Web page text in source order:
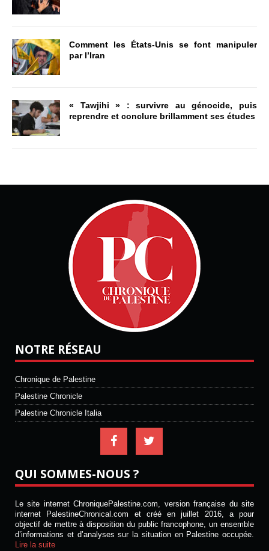
Comment les États-Unis se font manipuler
par l’Iran
« Tawjihi » : survivre au génocide, puis
reprendre et conclure brillamment ses études
NOTRE RÉSEAU
Chronique de Palestine
Palestine Chronicle
Palestine Chronicle Italia
QUI SOMMES-NOUS ?
Le site internet ChroniquePalestine.com, version française du site
internet PalestineChronical.com et créé en juillet 2016, a pour
objectif de mettre à disposition du public francophone, un ensemble
d’informations et d’analyses sur la situation en Palestine occupée.
Lire la suite